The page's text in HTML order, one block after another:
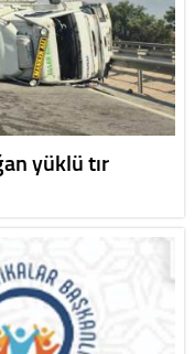
yüklü tır